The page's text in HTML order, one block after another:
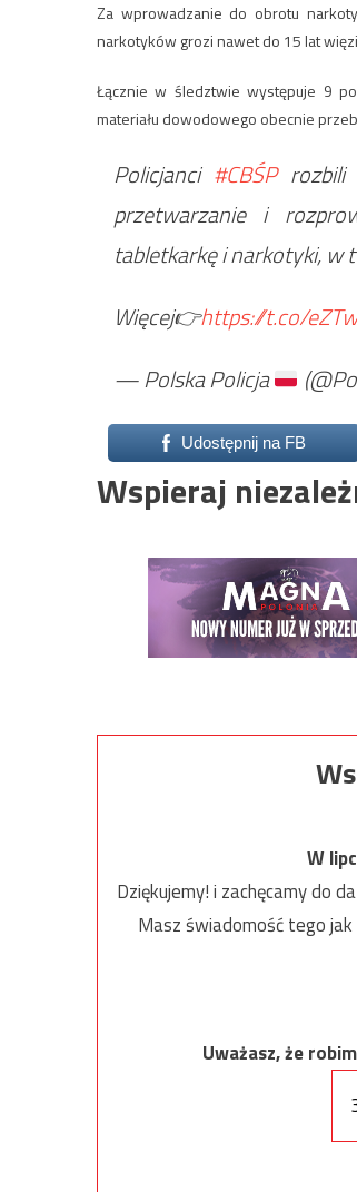
Za wprowadzanie do obrotu
narkotyków grozi nawet do 15 lat
Łącznie w śledztwie występuje 9
materiału dowodowego obecnie
Policjanci #CBŚProzbili
przetwarzanie i
tabletkarkę i narkotyki, w
Więcej👉https://t.co/
— Polska Policja
Udostępnij na FB
Wspieraj
W
Dziękujemy! i zachęcamy do
Masz świadomość tego
Uważasz, że